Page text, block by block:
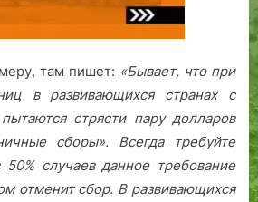
там пишет: «Бывает, что при
в развивающихся странах с
стрясти пару долларов
сборы». Всегда требуйте
случаев данное требование
отменит сбор. В развивающихся